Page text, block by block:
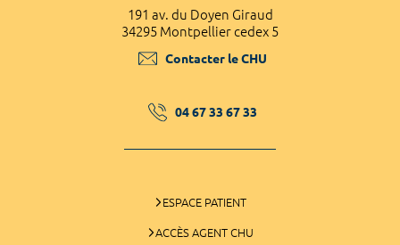
191 av. du Doyen Giraud
34295 Montpellier cedex 5
Contacter le CHU
04 67 33 67 33
ESPACE PATIENT
ACCÈS AGENT CHU